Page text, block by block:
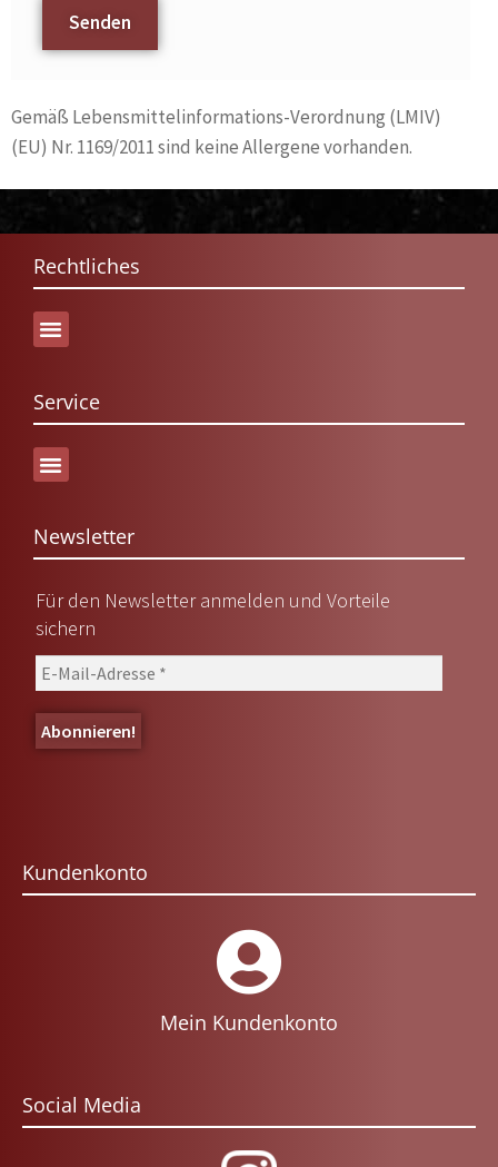
Gemäß Lebensmittelinformations-Verordnung (LMIV)
(EU) Nr. 1169/2011 sind keine Allergene vorhanden.
Rechtliches
Service
Newsletter
Für den Newsletter anmelden und Vorteile
sichern
Kundenkonto
Mein Kundenkonto
Social Media